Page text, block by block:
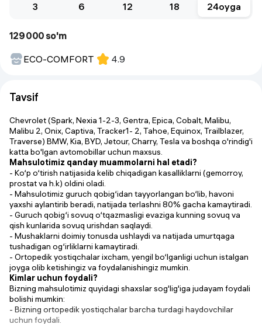
3 6 12 18 24oyga
129 000 so'm
ECO-COMFORT
4.9
Tavsif
Chevrolet (Spark, Nexia 1-2-3, Gentra, Epica, Cobalt, Malibu,
Malibu 2, Onix, Captiva, Tracker1- 2, Tahoe, Equinox, Trailblazer,
Traverse) BMW, Kia, BYD, Jetour, Charry, Tesla va boshqa o'rindig'i
katta bo'lgan avtomobillar uchun maxsus.
Mahsulotimiz qanday muammolarni hal etadi?
- Ko‘p o‘tirish natijasida kelib chiqadigan kasalliklarni (gemorroy,
prostat va h.k) oldini oladi.
- Mahsulotimiz guruch qobig‘idan tayyorlangan bo‘lib, havoni
yaxshi aylantirib beradi, natijada terlashni 80% gacha kamaytiradi.
- Guruch qobig‘i sovuq o‘tqazmasligi evaziga kunning sovuq va
qish kunlarida sovuq urishdan saqlaydi.
- Mushaklarni doimiy tonusda ushlaydi va natijada umurtqaga
tushadigan og‘irliklarni kamaytiradi.
- Ortopedik yostiqchalar ixcham, yengil bo‘lganligi uchun istalgan
joyga olib ketishingiz va foydalanishingiz mumkin.
Kimlar uchun foydali?
Bizning mahsulotimiz quyidagi shaxslar sog'lig'iga judayam foydali
bolishi mumkin:
- Bizning ortopedik yostiqchalar barcha turdagi haydovchilar
uchun foydali.